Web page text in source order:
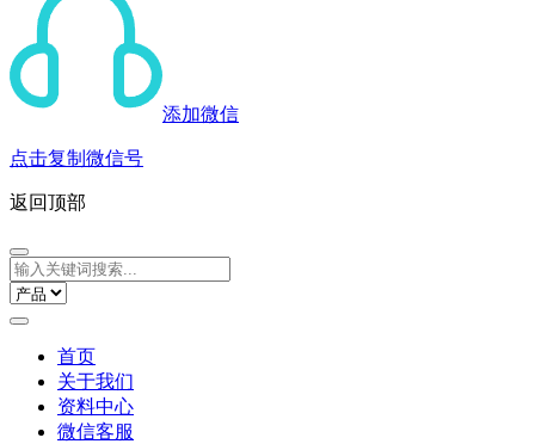
添加微信
点击复制微信号
返回顶部
首页
关于我们
资料中心
微信客服